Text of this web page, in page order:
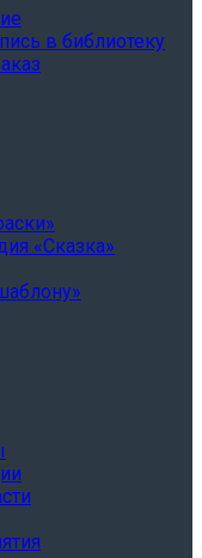
в библиотеку
«Сказка»